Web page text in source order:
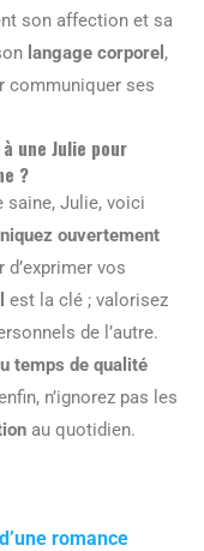
son affection et sa
langage corporel ,
communiquer ses
une Julie pour
?
saine, Julie, voici
ouvertement
d’exprimer vos
est la clé ; valorisez
de l’autre.
temps de qualité
n’ignorez pas les
au quotidien.
romance